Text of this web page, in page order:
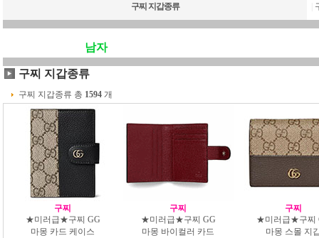
구찌 지갑종류
남자
구찌 지갑종류
구찌 지갑종류 총 1594 개
구찌
★미러급★구찌 GG
마몽 카드 케이스
구찌
★미러급★구찌 GG
마몽 바이컬러 카드
구찌
★미러급★구찌
마몽 스몰 지